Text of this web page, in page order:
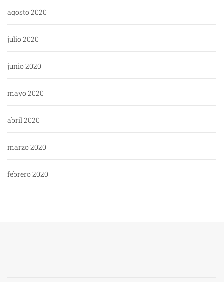
agosto 2020
julio 2020
junio 2020
mayo 2020
abril 2020
marzo 2020
febrero 2020